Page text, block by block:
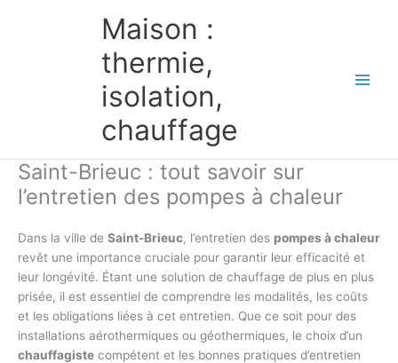
Maison :
thermie,
isolation,
chauffage
Saint-Brieuc : tout savoir sur
l’entretien des pompes à chaleur
Dans la ville de Saint-Brieuc, l’entretien des pompes à chaleur
revêt une importance cruciale pour garantir leur efficacité et
leur longévité. Étant une solution de chauffage de plus en plus
prisée, il est essentiel de comprendre les modalités, les coûts
et les obligations liées à cet entretien. Que ce soit pour des
installations aérothermiques ou géothermiques, le choix d’un
chauffagiste compétent et les bonnes pratiques d’entretien